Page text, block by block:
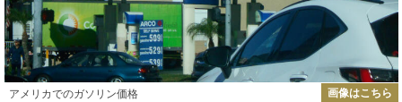
アメリカでのガソリン価格 画像はこちら